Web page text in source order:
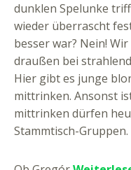
dunklen Spelunke
wieder überrascht
besser war? Nein!
draußen bei
Hier gibt es junge
mittrinken. Ansonst
mittrinken dürfen
Stammtisch-Gruppen.